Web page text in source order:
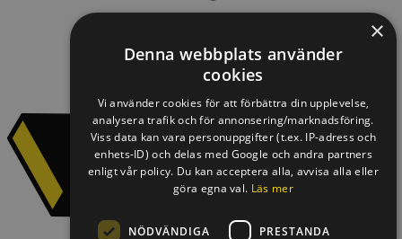
×
Denna webbplats använder
cookies
Vi använder cookies för att förbättra din upplevelse,
analysera trafik och för annonsering/marknadsföring.
Viss data kan vara personuppgifter (t.ex. IP-adress och
enhets-ID) och delas med Google och andra partners
enligt vår policy. Du kan acceptera alla, avvisa alla eller
göra egna val. Läs mer
NÖDVÄNDIGA PRESTANDA